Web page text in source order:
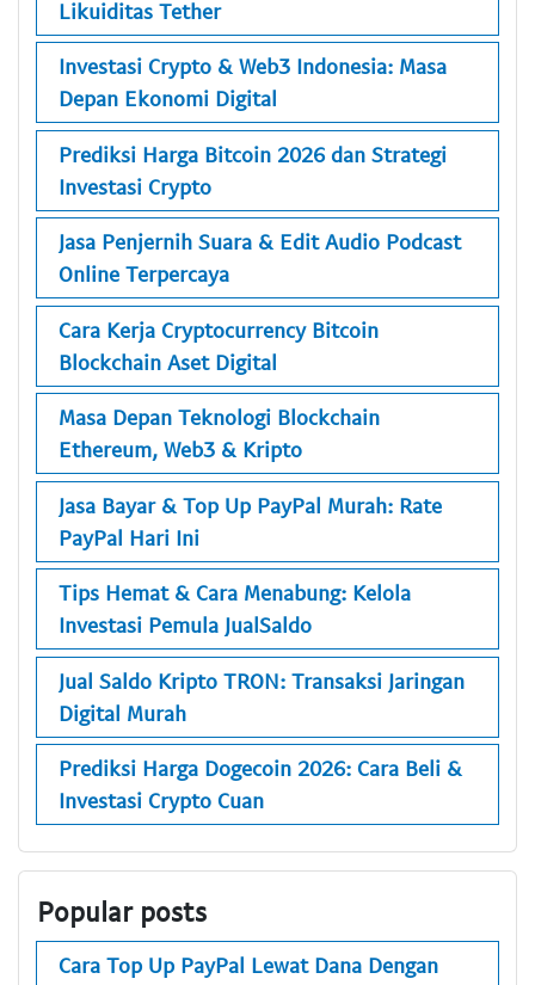
Likuiditas Tether
Investasi Crypto & Web3 Indonesia: Masa
Depan Ekonomi Digital
Prediksi Harga Bitcoin 2026 dan Strategi
Investasi Crypto
Jasa Penjernih Suara & Edit Audio Podcast
Online Terpercaya
Cara Kerja Cryptocurrency Bitcoin
Blockchain Aset Digital
Masa Depan Teknologi Blockchain
Ethereum, Web3 & Kripto
Jasa Bayar & Top Up PayPal Murah: Rate
PayPal Hari Ini
Tips Hemat & Cara Menabung: Kelola
Investasi Pemula JualSaldo
Jual Saldo Kripto TRON: Transaksi Jaringan
Digital Murah
Prediksi Harga Dogecoin 2026: Cara Beli &
Investasi Crypto Cuan
Popular posts
Cara Top Up PayPal Lewat Dana Dengan